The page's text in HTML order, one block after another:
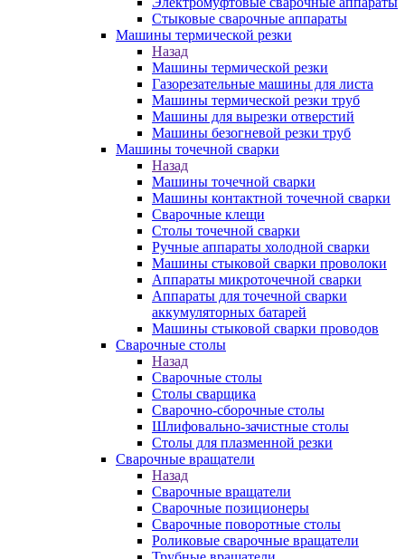
Стыковые сварочные аппараты
Машины термической резки
Назад
Машины термической резки
Газорезательные машины для листа
Машины термической резки труб
Машины для вырезки отверстий
Машины безогневой резки труб
Машины точечной сварки
Назад
Машины точечной сварки
Машины контактной точечной сварки
Сварочные клещи
Столы точечной сварки
Ручные аппараты холодной сварки
Машины стыковой сварки проволоки
Аппараты микроточечной сварки
Аппараты для точечной сварки
аккумуляторных батарей
Машины стыковой сварки проводов
Сварочные столы
Назад
Сварочные столы
Столы сварщика
Сварочно-сборочные столы
Шлифовально-зачистные столы
Столы для плазменной резки
Сварочные вращатели
Назад
Сварочные вращатели
Сварочные позиционеры
Сварочные поворотные столы
Роликовые сварочные вращатели